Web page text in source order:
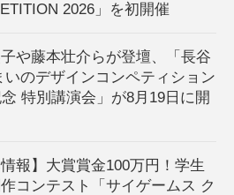
2026」を初開催
や藤本壮介らが登壇、「長谷
いのデザインコンペティション
特別講演会」が8月19日に開
情報】大賞賞金100万円！学生
コンテスト「サイゲームス ク